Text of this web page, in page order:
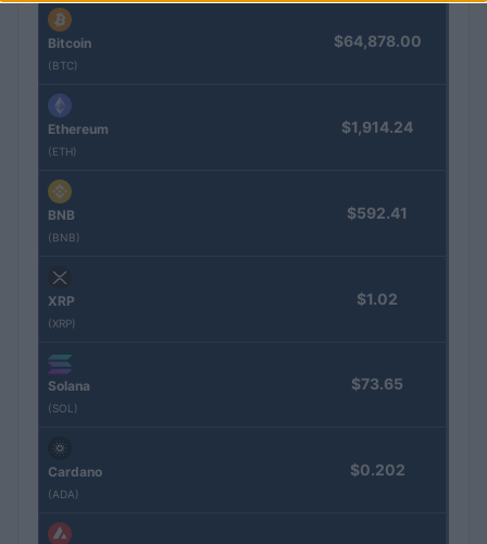
Bitcoin
(BTC)
$64,878.00
Ethereum
(ETH)
$1,914.24
BNB
(BNB)
$592.41
XRP
(XRP)
$1.02
Solana
(SOL)
$73.65
Cardano
(ADA)
$0.202